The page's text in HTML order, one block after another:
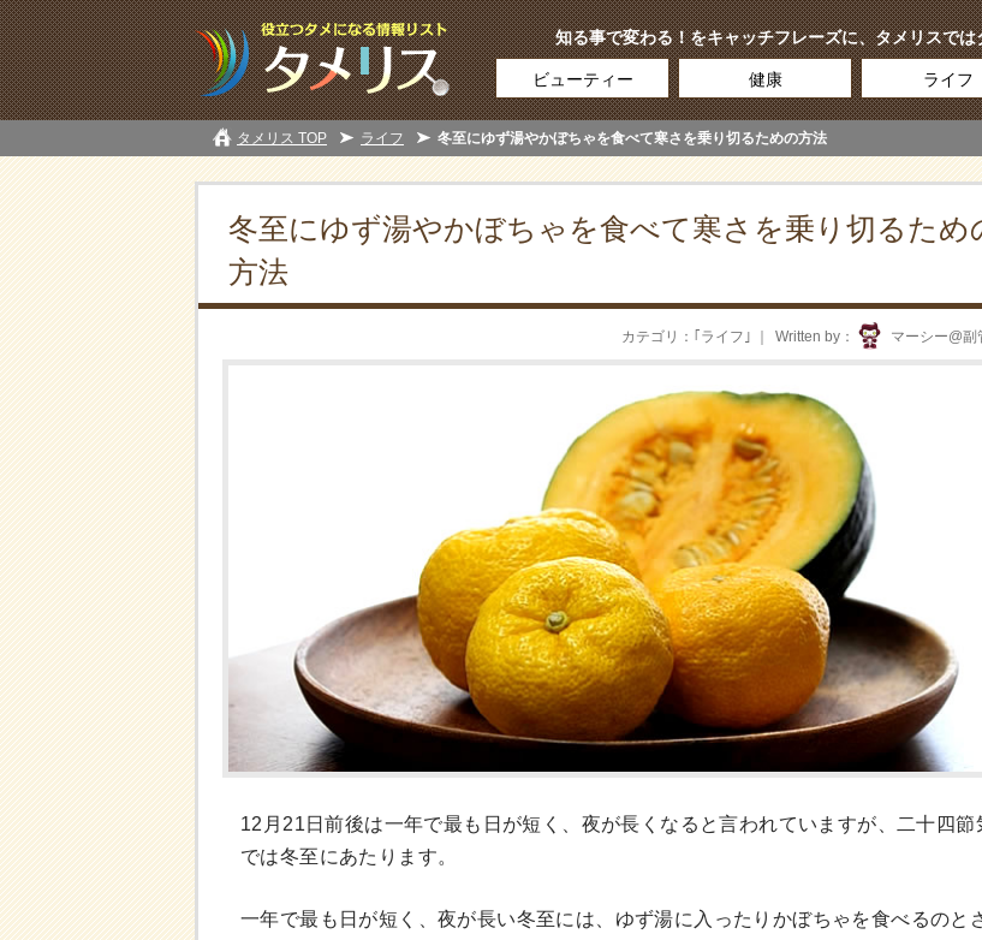
知る事で変わる！をキャッチフレーズに、タメリスで
ビューティー 健康 ライフ
タメリス TOP ライフ 冬至にゆず湯やかぼちゃを食べて寒さを乗り切るための方法
冬至にゆず湯やかぼちゃを食べて寒さを乗り切るため
方法
Written by マーシー@副
カテゴリ ｢ ライフ ｣
12月21日前後は一年で最も日が短く、夜が長くなると言われていますが、二十四節
では冬至にあたります。
一年で最も日が短く、夜が長い冬至には、ゆず湯に入ったりかぼちゃを食べるのと